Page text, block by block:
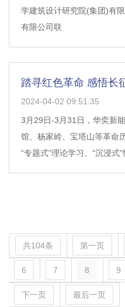
学建筑设计研究院(集团)有
有限公司联
2024-04-02 09:51:35
3月29日-3月31日，华奕新
馆、杨家岭、宝塔山等革命
“专题式”理论学习、“沉浸式
共104条 第一页
6 7 8 9
下一页 最后一页